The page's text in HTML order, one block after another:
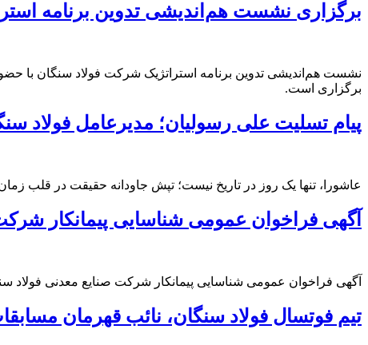
برگزاری نشست هم‌اندیشی تدوین برنامه
نشست هم‌اندیشی تدوین برنامه استراتژیک شرکت فولاد سنگان با
برگزاری است.
پیام تسلیت علی رسولیان؛ مدیرعامل فولاد
عاشورا، تنها یک روز در تاریخ نیست؛ تپش جاودانه حقیقت در قلب
آگهی فراخوان عمومی شناسایی پیمانکار
آگهی فراخوان عمومی شناسایی پیمانکار شرکت صنایع معدنی فولاد
تیم فوتسال فولاد سنگان، نائب قهرمان